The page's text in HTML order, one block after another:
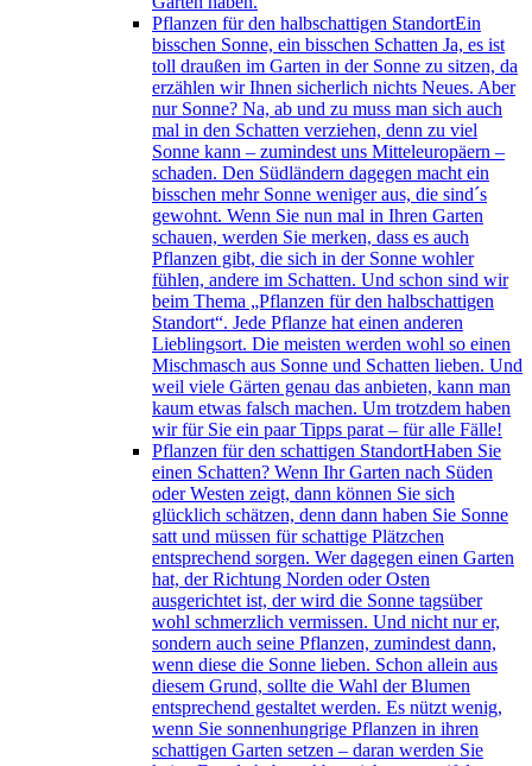
Pflanzen für den halbschattigen StandortEin
bisschen Sonne, ein bisschen Schatten Ja, es ist
toll draußen im Garten in der Sonne zu sitzen, da
erzählen wir Ihnen sicherlich nichts Neues. Aber
nur Sonne? Na, ab und zu muss man sich auch
mal in den Schatten verziehen, denn zu viel
Sonne kann – zumindest uns Mitteleuropäern –
schaden. Den Südländern dagegen macht ein
bisschen mehr Sonne weniger aus, die sind´s
gewohnt. Wenn Sie nun mal in Ihren Garten
schauen, werden Sie merken, dass es auch
Pflanzen gibt, die sich in der Sonne wohler
fühlen, andere im Schatten. Und schon sind wir
beim Thema „Pflanzen für den halbschattigen
Standort“. Jede Pflanze hat einen anderen
Lieblingsort. Die meisten werden wohl so einen
Mischmasch aus Sonne und Schatten lieben. Und
weil viele Gärten genau das anbieten, kann man
kaum etwas falsch machen. Um trotzdem haben
wir für Sie ein paar Tipps parat – für alle Fälle!
Pflanzen für den schattigen StandortHaben Sie
einen Schatten? Wenn Ihr Garten nach Süden
oder Westen zeigt, dann können Sie sich
glücklich schätzen, denn dann haben Sie Sonne
satt und müssen für schattige Plätzchen
entsprechend sorgen. Wer dagegen einen Garten
hat, der Richtung Norden oder Osten
ausgerichtet ist, der wird die Sonne tagsüber
wohl schmerzlich vermissen. Und nicht nur er,
sondern auch seine Pflanzen, zumindest dann,
wenn diese die Sonne lieben. Schon allein aus
diesem Grund, sollte die Wahl der Blumen
entsprechend gestaltet werden. Es nützt wenig,
wenn Sie sonnenhungrige Pflanzen in ihren
schattigen Garten setzen – daran werden Sie